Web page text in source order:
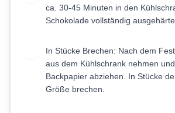
ca. 30-45 Minuten in den
Schokolade vollständig
In Stücke Brechen: Nach dem
aus dem Kühlschrank nehmen
Backpapier abziehen. In Stücke
Größe brechen.